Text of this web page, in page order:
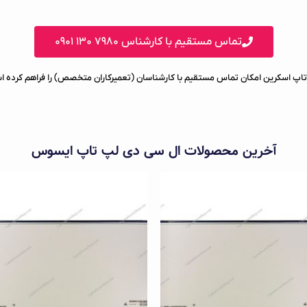
تماس مستقیم با کارشناس ۷۹۸۰ ۱۳۰ ۰۹۰۱
اسکرین امکان تماس مستقیم با کارشناسان (تعمیرکاران متخصص) را فراهم
آخرین محصولات ال سی دی لپ تاپ ایسوس